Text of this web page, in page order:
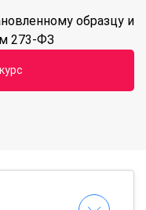
образцу и
273-ФЗ